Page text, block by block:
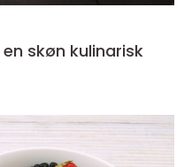
skøn kulinarisk